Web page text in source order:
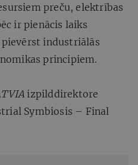
preču, elektrības
ir pienācis laiks
industriālās
principiem.
izpilddirektore
Symbiosis – Final